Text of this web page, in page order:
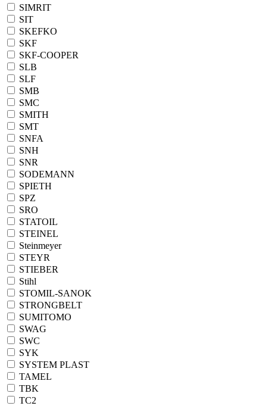
SIMRIT
SIT
SKEFKO
SKF
SKF-COOPER
SLB
SLF
SMB
SMC
SMITH
SMT
SNFA
SNH
SNR
SODEMANN
SPIETH
SPZ
SRO
STATOIL
STEINEL
Steinmeyer
STEYR
STIEBER
Stihl
STOMIL-SANOK
STRONGBELT
SUMITOMO
SWAG
SWC
SYK
SYSTEM PLAST
TAMEL
TBK
TC2